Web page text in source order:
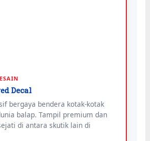
Decal
bergaya bendera kotak-kotak
balap. Tampil premium dan
di antara skutik lain di